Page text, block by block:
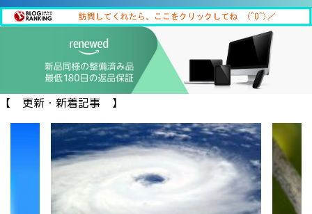
【 更新・新着記事 】